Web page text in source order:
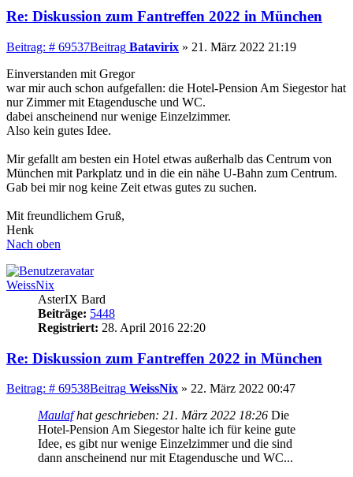
Re: Diskussion zum Fantreffen 2022 in München
Beitrag: # 69537Beitrag Batavirix » 21. März 2022 21:19
Einverstanden mit Gregor
war mir auch schon aufgefallen: die Hotel-Pension Am Siegestor hat
nur Zimmer mit Etagendusche und WC.
dabei anscheinend nur wenige Einzelzimmer.
Also kein gutes Idee.
Mir gefallt am besten ein Hotel etwas außerhalb das Centrum von
München mit Parkplatz und in die ein nähe U-Bahn zum Centrum.
Gab bei mir nog keine Zeit etwas gutes zu suchen.
Mit freundlichem Gruß,
Henk
Nach oben
WeissNix
AsterIX Bard
Beiträge: 5448
Registriert: 28. April 2016 22:20
Re: Diskussion zum Fantreffen 2022 in München
Beitrag: # 69538Beitrag WeissNix » 22. März 2022 00:47
Maulafhat geschrieben: 21. März 2022 18:26 Die
Hotel-Pension Am Siegestor halte ich für keine gute
Idee, es gibt nur wenige Einzelzimmer und die sind
dann anscheinend nur mit Etagendusche und WC...